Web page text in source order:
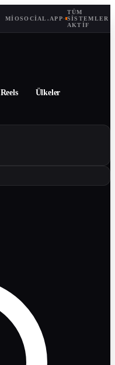
MIOSOCIAL.APP·
TÜM
SISTEMLER
AKTIF
Reels Ülkeler